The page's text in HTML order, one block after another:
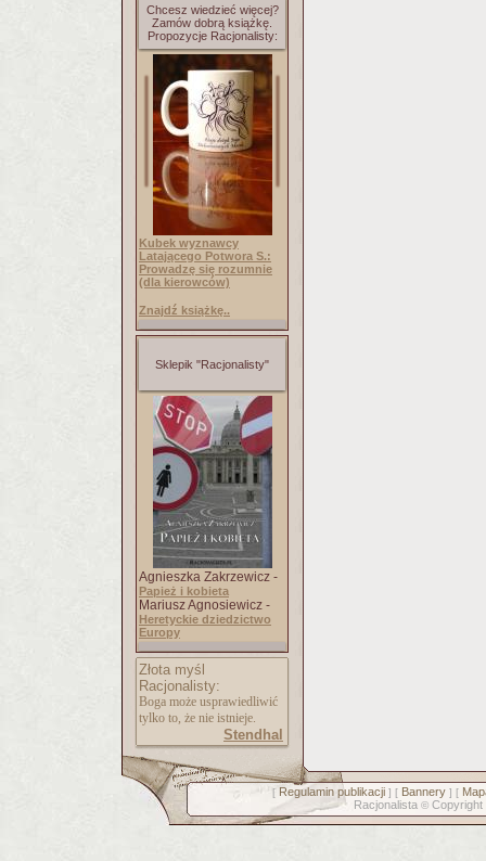
Chcesz wiedzieć więcej?
Zamów dobrą książkę.
Propozycje Racjonalisty:
Kubek wyznawcy
Latającego Potwora S.:
Prowadzę się rozumnie
(dla kierowców)
Znajdź książkę..
Sklepik "Racjonalisty"
Agnieszka Zakrzewicz -
Papież i kobieta
Mariusz Agnosiewicz -
Heretyckie dziedzictwo
Europy
Złota myśl
Racjonalisty:
Boga może usprawiedliwić
tylko to, że nie istnieje.
Stendhal
[ Regulamin publikacji] [ Bannery] [
Racjonalista © Copyright